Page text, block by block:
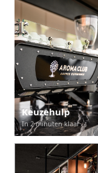
Keuzehulp
In 2 minuten klaar